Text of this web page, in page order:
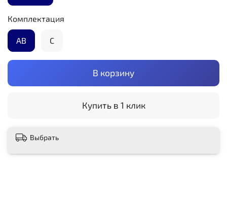
В корзину
Купить в 1 клик
Комплектация
AB C
Выбрать